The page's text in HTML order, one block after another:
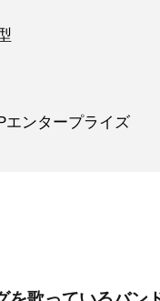
エンタープライズ